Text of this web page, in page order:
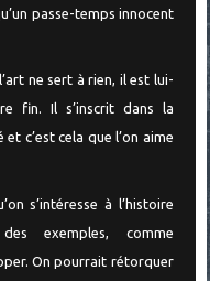
passe-temps innocent
ne sert à rien, il est lui-
fin. Il s’inscrit dans la
c’est cela que l’on aime
s’intéresse à l’histoire
exemples, comme
On pourrait rétorquer